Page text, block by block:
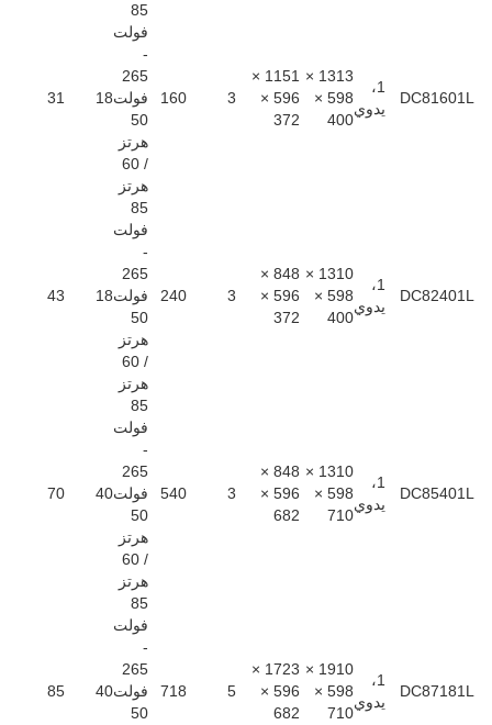
DC81601L
1،
يدوي
1313 ×
598 ×
400
1151 ×
596 ×
372
160
85
فولت
265
فولت
50
هرتز
/ 60
هرتز
18
31
DC82401L
1،
يدوي
1310 ×
598 ×
400
848 ×
596 ×
372
240
85
فولت
265
فولت
50
هرتز
/ 60
هرتز
18
43
DC85401L
1،
يدوي
1310 ×
598 ×
710
848 ×
596 ×
682
540
85
فولت
265
فولت
50
هرتز
/ 60
هرتز
40
70
DC87181L
1،
يدوي
1910 ×
598 ×
710
1723 ×
596 ×
682
5
718
85
فولت
265
فولت
50
40
85